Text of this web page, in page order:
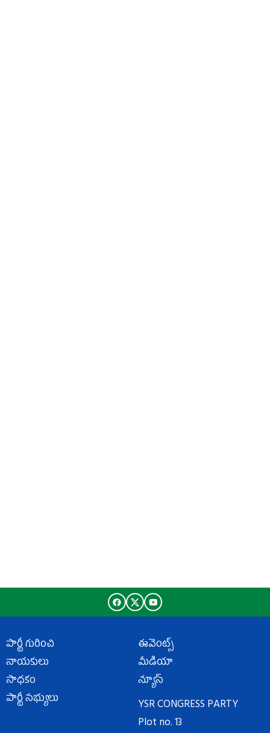
పార్టీ గురించి
నాయకులు
సాధకం
పార్టీ సభ్యులు
ఈవెంట్స్
మీడియా
న్యూస్
YSR CONGRESS PARTY
Plot no. 13